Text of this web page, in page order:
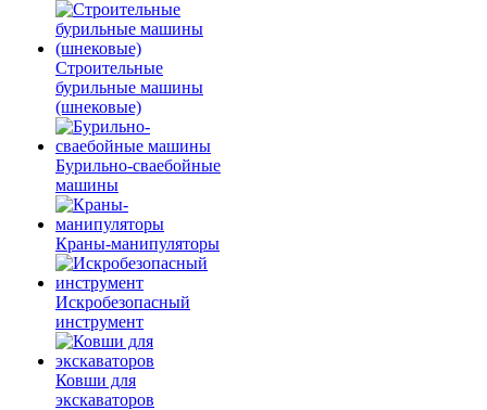
Строительные
бурильные машины
(шнековые)
Бурильно-сваебойные
машины
Краны-манипуляторы
Искробезопасный
инструмент
Ковши для
экскаваторов